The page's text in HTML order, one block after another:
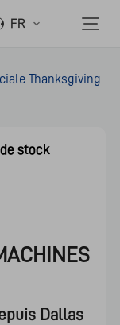
FR
Thanksgiving
stock
Dallas